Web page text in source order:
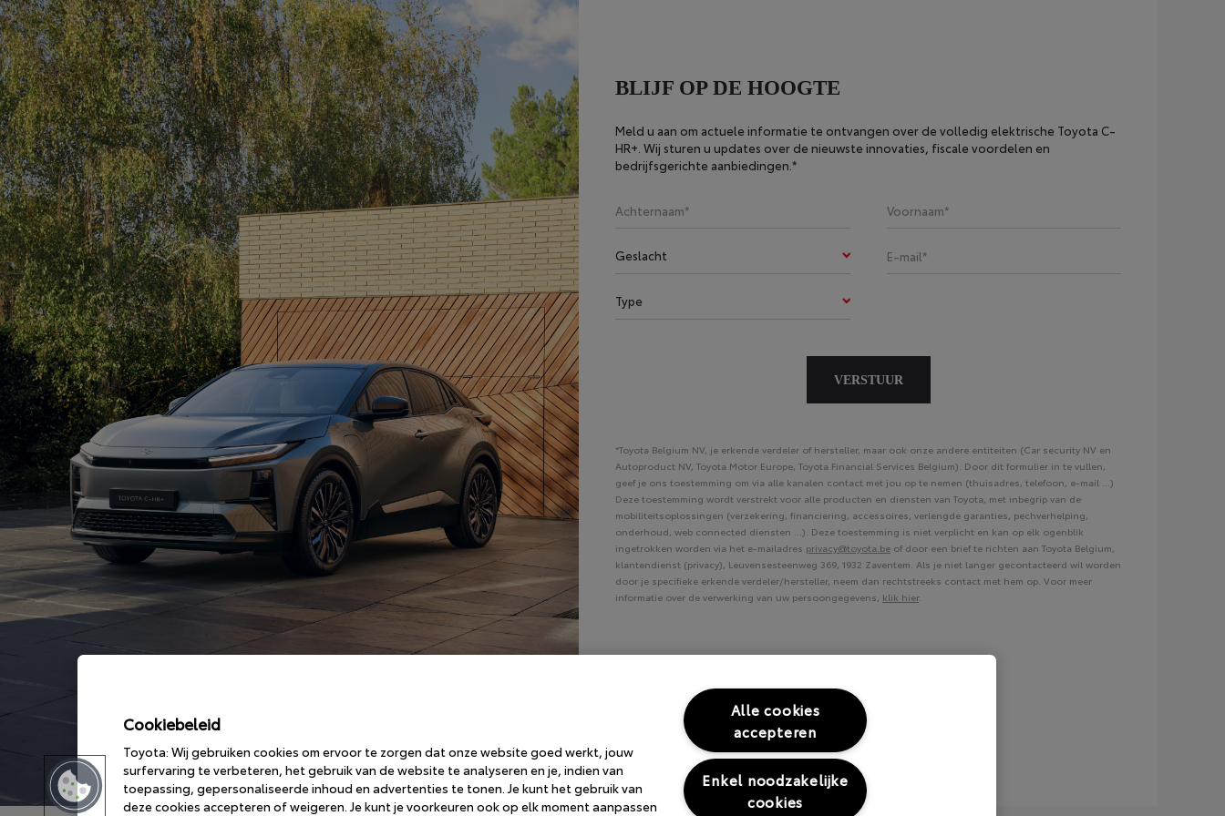
BLIJF OP DE HOOGTE
Meld u aan om actuele informatie te ontvangen over de volledig elektrische Toyota C-
HR+. Wij sturen u updates over de nieuwste innovaties, fiscale voordelen en
bedrijfsgerichte aanbiedingen.*
VERSTUUR
*Toyota Belgium NV, je erkende verdeler of hersteller, maar ook onze andere entiteiten (Car security NV en
Autoproduct NV, Toyota Motor Europe, Toyota Financial Services Belgium). Door dit formulier in te vullen,
geef je ons toestemming om via alle kanalen contact met jou op te nemen (thuisadres, telefoon, e-mail ...)
Deze toestemming wordt verstrekt voor alle producten en diensten van Toyota, met inbegrip van de
mobiliteitsoplossingen (verzekering, financiering, accessoires, verlengde garanties, pechverhelping,
onderhoud, web connected diensten ...). Deze toestemming is niet verplicht en kan op elk ogenblik
ingetrokken worden via het e-mailadres privacy@toyota.be of door een brief te richten aan Toyota Belgium,
klantendienst (privacy), Leuvensesteenweg 369, 1932 Zaventem. Als je niet langer gecontacteerd wil worden
door je specifieke erkende verdeler/hersteller, neem dan rechtstreeks contact met hem op. Voor meer
informatie over de verwerking van uw persoongegevens, klik hier.
Cookiebeleid
Toyota: Wij gebruiken cookies om ervoor te zorgen dat onze website goed werkt, jouw
surfervaring te verbeteren, het gebruik van de website te analyseren en je, indien van
toepassing, gepersonaliseerde inhoud en advertenties te tonen. Je kunt het gebruik van
deze cookies accepteren of weigeren. Je kunt je voorkeuren ook op elk moment aanpassen
Alle cookies
accepteren
Enkel noodzakelijke
cookies